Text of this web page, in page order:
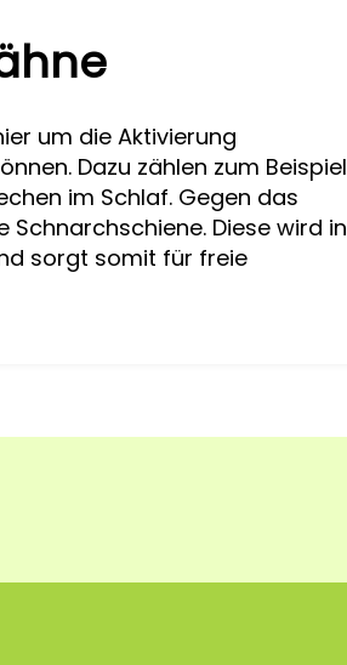
um die Aktivierung
Dazu zählen zum Beispiel
im Schlaf. Gegen das
Diese wird in
sorgt somit für freie